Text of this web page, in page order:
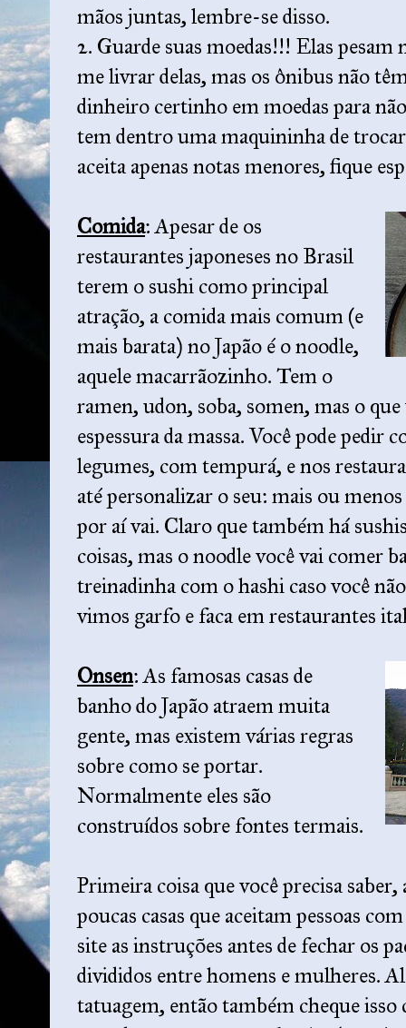
mãos juntas, lembre-se disso.
2. Guarde suas moedas!!! Elas pesam
me livrar delas, mas os ônibus não
dinheiro certinho em moedas para
tem dentro uma maquininha de
aceita apenas notas menores, fique
Comida: Apesar de os
restaurantes japoneses no Brasil
terem o sushi como principal
atração, a comida mais comum (e
mais barata) no Japão é o noodle,
aquele macarrãozinho. Tem o
ramen, udon, soba, somen, mas o
espessura da massa. Você pode pedir
legumes, com tempurá, e nos
até personalizar o seu: mais ou
por aí vai. Claro que também há
coisas, mas o noodle você vai comer
treinadinha com o hashi caso você
vimos garfo e faca em restaurantes
Onsen: As famosas casas de
banho do Japão atraem muita
gente, mas existem várias regras
sobre como se portar.
Normalmente eles são
construídos sobre fontes termais.
Primeira coisa que você precisa
poucas casas que aceitam pessoas
site as instruções antes de fechar os
divididos entre homens e mulheres.
tatuagem, então também cheque isso